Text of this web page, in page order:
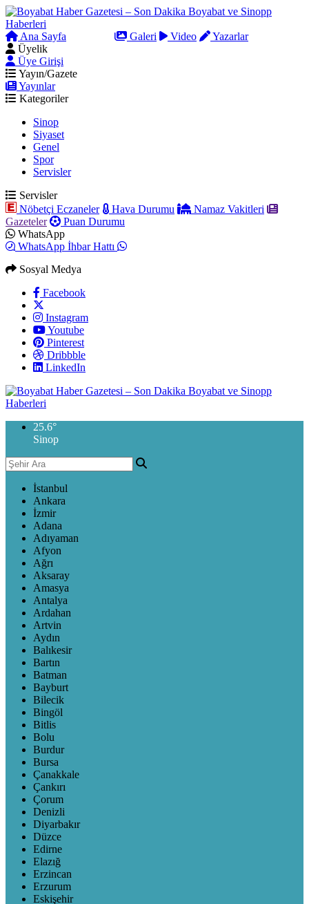
Ana Sayfa Galeri Video
Yazarlar
Üyelik
Üye Girişi
Yayın/Gazete
Yayınlar
Kategoriler
Sinop
Siyaset
Genel
Spor
Servisler
Servisler
Nöbetçi Eczaneler
Hava Durumu
Namaz Vakitleri
Gazeteler
Puan Durumu
WhatsApp
WhatsApp İhbar Hattı
Sosyal Medya
Facebook
Instagram
Youtube
Pinterest
Dribbble
LinkedIn
25.6°
Sinop
İstanbul
Ankara
İzmir
Adana
Adıyaman
Afyon
Ağrı
Aksaray
Amasya
Antalya
Ardahan
Artvin
Aydın
Balıkesir
Bartın
Batman
Bayburt
Bilecik
Bingöl
Bitlis
Bolu
Burdur
Bursa
Çanakkale
Çankırı
Çorum
Denizli
Diyarbakır
Düzce
Edirne
Elazığ
Erzincan
Erzurum
Eskişehir